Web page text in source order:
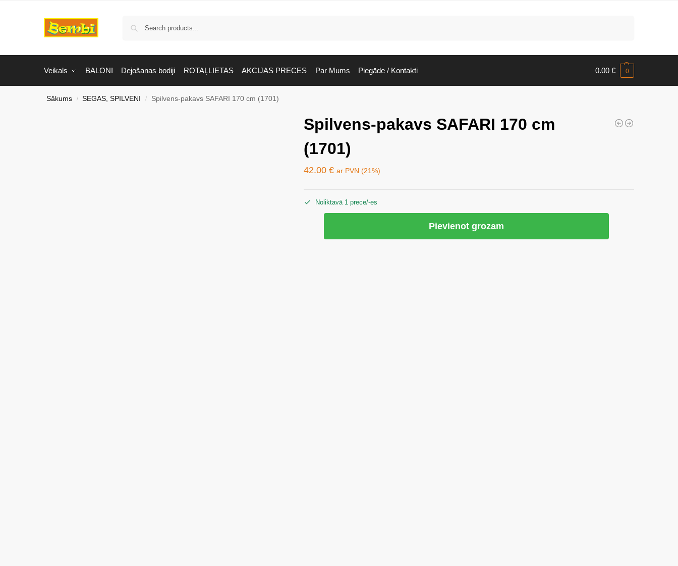
Veikals BALONI Dejošanas bodiji ROTAĻLIETAS AKCIJAS PRECES Par Mums Piegāde / Kontakti 0.00 € 0
Sākums / SEGAS, SPILVENI / Spilvens-pakavs SAFARI 170 cm (1701)
Spilvens-pakavs SAFARI 170 cm
(1701)
42.00 € ar PVN (21%)
Noliktavā 1 prece/-es
Pievienot grozam